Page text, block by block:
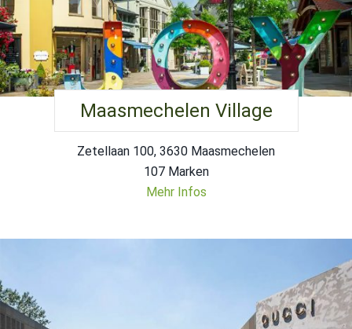
Maasmechelen Village
Zetellaan 100, 3630 Maasmechelen
107 Marken
Mehr Infos